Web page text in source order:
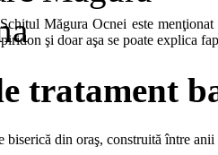
Schitul Măgura Ocnei este
şi doar aşa se poate explica
biserică din oraş, construită între
tratament